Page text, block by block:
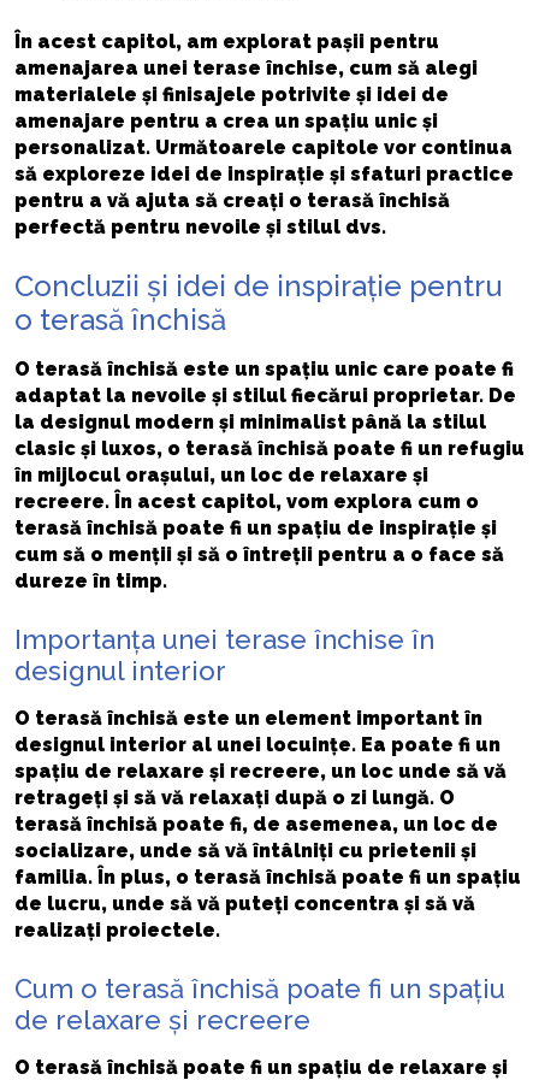
În acest capitol, am explorat pașii pentru
amenajarea unei terase închise, cum să alegi
materialele și finisajele potrivite și idei de
amenajare pentru a crea un spațiu unic și
personalizat. Următoarele capitole vor continua
să exploreze idei de inspirație și sfaturi practice
pentru a vă ajuta să creați o terasă închisă
perfectă pentru nevoile și stilul dvs.
Concluzii și idei de inspirație pentru
o terasă închisă
O terasă închisă este un spațiu unic care poate fi
adaptat la nevoile și stilul fiecărui proprietar. De
la designul modern și minimalist până la stilul
clasic și luxos, o terasă închisă poate fi un refugiu
în mijlocul orașului, un loc de relaxare și
recreere. În acest capitol, vom explora cum o
terasă închisă poate fi un spațiu de inspirație și
cum să o menții și să o întreții pentru a o face să
dureze în timp.
Importanța unei terase închise în
designul interior
O terasă închisă este un element important în
designul interior al unei locuințe. Ea poate fi un
spațiu de relaxare și recreere, un loc unde să vă
retrageți și să vă relaxați după o zi lungă. O
terasă închisă poate fi, de asemenea, un loc de
socializare, unde să vă întâlniți cu prietenii și
familia. În plus, o terasă închisă poate fi un spațiu
de lucru, unde să vă puteți concentra și să vă
realizați proiectele.
Cum o terasă închisă poate fi un spațiu
de relaxare și recreere
O terasă închisă poate fi un spațiu de relaxare și